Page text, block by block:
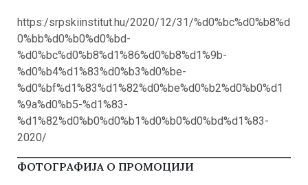
https:/srpskiinstitut.hu/2020/12/31/%d0%bc%d0%b8%d
0%bb%d0%b0%d0%bd-
%d0%bc%d0%b8%d1%86%d0%b8%d1%9b-
%d0%b4%d1%83%d0%b3%d0%be-
%d0%bf%d1%83%d1%82%d0%be%d0%b2%d0%b0%d1
%9a%d0%b5-%d1%83-
%d1%82%d0%b0%d0%b1%d0%b0%d0%bd%d1%83-
2020/
ФОТОГРАФИЈА О ПРОМОЦИЈИ